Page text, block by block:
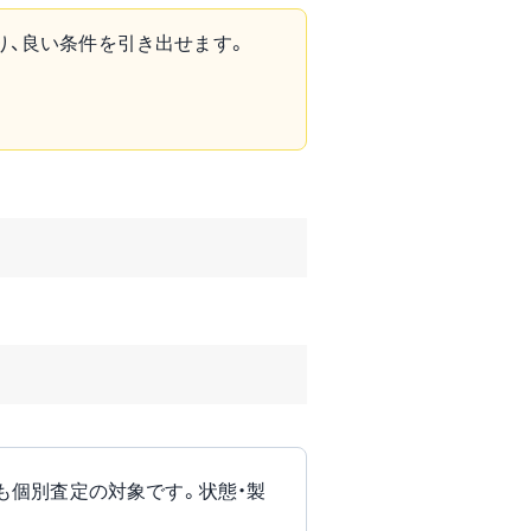
良い条件を引き出せます。
別査定の対象です。状態・製